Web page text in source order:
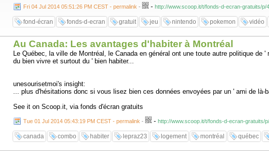
Fri 04 Jul 2014 05:51:26 PM CEST - permalink - - http://www.scoop.it/t/fonds-d-ecran-gratuits/
fond-écran fonds-d-ecran gratuit jeu nintendo pokemon vidéo
Au Canada: Les avantages d'habiter à Montréal
Le Québec, la ville de Montréal, le Canada en général ont une toute autre politique
du bien vivre et surtout du ' bien habiter...
unesourisetmoi's insight:
... plus d'hésitations donc si vous lisez bien ces données envoyées par un ' ami de là-
See it on Scoop.it, via fonds d'écran gratuits
Tue 01 Jul 2014 05:43:19 PM CEST - permalink - - http://www.scoop.it/t/fonds-d-ecran-gratuits/
canada combo habiter lepraz23 logement montréal québec